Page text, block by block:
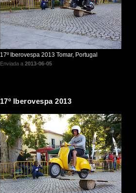
17º Iberovespa 2013 Tomar, Portugal
Enviada a 2013-06-05
17º Iberovespa 2013